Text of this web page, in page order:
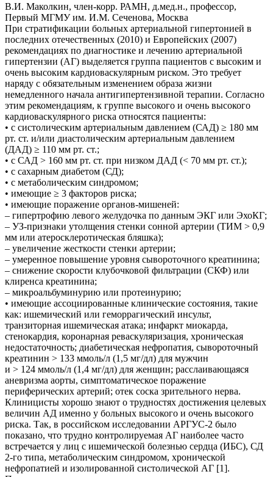
В.И. Маколкин, член-корр. РАМН, д.мед.н., профессор,
Первый МГМУ им. И.М. Сеченова, Москва
При стратификации больных артериальной гипертонией в
последних отечественных (2010) и Европейских (2007)
рекомендациях по диагностике и лечению артериальной
гипертензии (АГ) выделяется группа пациентов с высоким и
очень высоким кардиоваскулярным риском. Это требует
наряду с обязательным изменением образа жизни
немедленного начала антигипертензивной терапии. Согласно
этим рекомендациям, к группе высокого и очень высокого
кардиоваскулярного риска относятся пациенты:
• с систолическим артериальным давлением (САД) ≥ 180 мм
рт. ст. и/или диастолическим артериальным давлением
(ДАД) ≥ 110 мм рт. ст.;
• с САД > 160 мм рт. ст. при низком ДАД (< 70 мм рт. ст.);
• с сахарным диабетом (СД);
• с метаболическим синдромом;
• имеющие ≥ 3 факторов риска;
• имеющие поражение органов-мишеней:
– гипертрофию левого желудочка по данным ЭКГ или ЭхоКГ;
– УЗ-признаки утолщения стенки сонной артерии (ТИМ > 0,9
мм или атеросклеротическая бляшка);
– увеличение жесткости стенки артерии;
– умеренное повышение уровня сывороточного креатинина;
– снижение скорости клубочковой фильтрации (СКФ) или
клиренса креатинина;
– микроальбуминурию или протеинурию;
• имеющие ассоциированные клинические состояния, такие
как: ишемический или геморрагический инсульт,
транзиторная ишемическая атака; инфаркт миокарда,
стенокардия, коронарная реваскуляризация, хроническая
недостаточность; диабетическая нефропатия, сывороточный
креатинин > 133 ммоль/л (1,5 мг/дл) для мужчин
и > 124 ммоль/л (1,4 мг/дл) для женщин; расслаивающаяся
аневризма аорты, симптоматическое поражение
периферических артерий; отек соска зрительного нерва.
Клиницисты хорошо знают о трудностях достижения целевых
величин АД именно у больных высокого и очень высокого
риска. Так, в российском исследовании АРГУС-2 было
показано, что трудно контролируемая АГ наиболее часто
встречается у лиц с ишемической болезнью сердца (ИБС), СД
2-го типа, метаболическим синдромом, хронической
нефропатией и изолированной систолической АГ [1].